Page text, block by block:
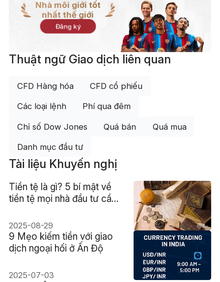
Nhà môi giới tốt
nhất thế giới
Đăng ký
Thuật ngữ Giao dịch liên quan
CFD Hàng hóa CFD cổ phiếu
Các loại lệnh Phí qua đêm
Chỉ số Dow Jones Quá bán Quá mua
Danh mục đầu tư
Tài liệu Khuyến nghị
Tiền tệ là gì? 5 bí mật về
tiền tệ mọi nhà đầu tư cần
2025-08-29
9 Mẹo kiếm tiền với giao
dịch ngoại hối ở Ấn Độ
2025-07-03